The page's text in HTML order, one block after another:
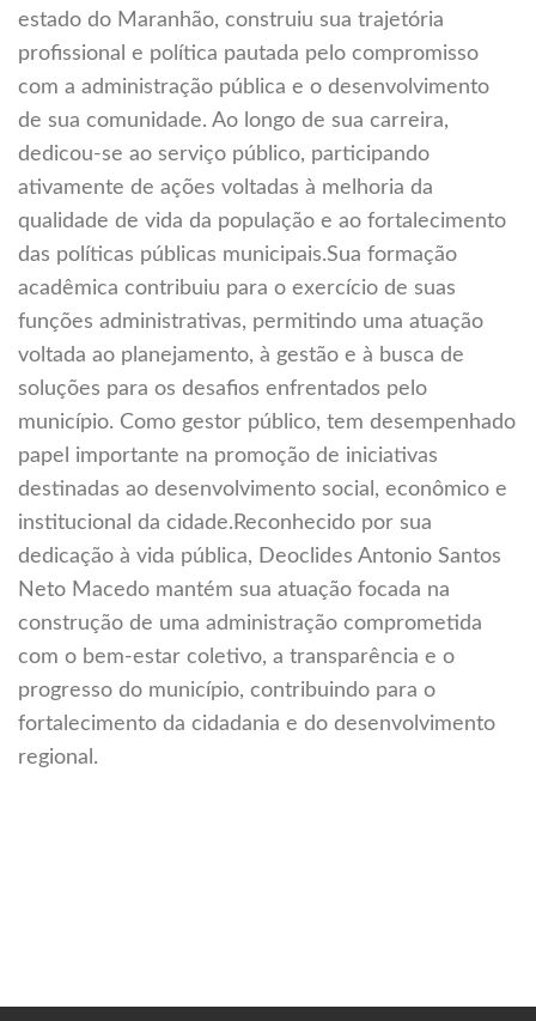
estado do Maranhão, construiu sua trajetória
profissional e política pautada pelo compromisso
com a administração pública e o desenvolvimento
de sua comunidade. Ao longo de sua carreira,
dedicou-se ao serviço público, participando
ativamente de ações voltadas à melhoria da
qualidade de vida da população e ao fortalecimento
das políticas públicas municipais.Sua formação
acadêmica contribuiu para o exercício de suas
funções administrativas, permitindo uma atuação
voltada ao planejamento, à gestão e à busca de
soluções para os desafios enfrentados pelo
município. Como gestor público, tem desempenhado
papel importante na promoção de iniciativas
destinadas ao desenvolvimento social, econômico e
institucional da cidade.Reconhecido por sua
dedicação à vida pública, Deoclides Antonio Santos
Neto Macedo mantém sua atuação focada na
construção de uma administração comprometida
com o bem-estar coletivo, a transparência e o
progresso do município, contribuindo para o
fortalecimento da cidadania e do desenvolvimento
regional.